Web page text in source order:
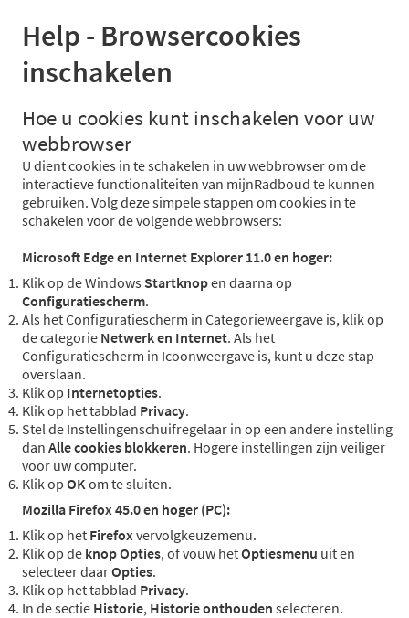
Help - Browsercookies
inschakelen
Hoe u cookies kunt inschakelen voor uw
webbrowser
U dient cookies in te schakelen in uw webbrowser om de
interactieve functionaliteiten van mijnRadboud te kunnen
gebruiken. Volg deze simpele stappen om cookies in te
schakelen voor de volgende webbrowsers:
Microsoft Edge en Internet Explorer 11.0 en hoger:
Klik op de Windows Startknopen daarna op
Configuratiescherm.
Als het Configuratiescherm in Categorieweergave is, klik op
de categorie Netwerk en Internet. Als het
Configuratiescherm in Icoonweergave is, kunt u deze stap
overslaan.
Klik op Internetopties.
Klik op het tabblad Privacy.
Stel de Instellingenschuifregelaar in op een andere instelling
dan Alle cookies blokkeren. Hogere instellingen zijn veiliger
voor uw computer.
Klik op OKom te sluiten.
Mozilla Firefox 45.0 en hoger (PC):
Klik op het Firefoxvervolgkeuzemenu.
Klik op de knop Opties, of vouw hetOptiesmenu uit en
selecteer daarOpties.
Klik op het tabblad Privacy.
In de sectie Historie, Historie onthouden selecteren.